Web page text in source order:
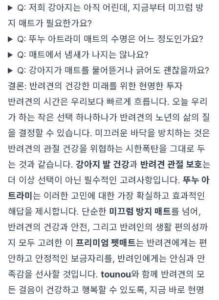
Q: 저희 강아지는 아직 어린데, 지금부터 미끄럼 방
지 매트가 필요한가요?
Q: 뚜누 아트라미 매트의 수명은 어느 정도인가요?
Q: 매트에서 냄새가 나지는 않나요?
Q: 강아지가 매트를 물어뜯거나 긁어도 괜찮을까요?
결론: 반려견의 건강한 미래를 위한 현명한 투자
반려견의 시간은 우리보다 빠르게 흐릅니다. 오늘 우리
가 하는 작은 선택 하나하나가 반려견의 노년의 삶의 질
을 결정할 수 있습니다. 미끄러운 바닥을 방치하는 것은
반려견의 관절 건강을 위협하는 시한폭탄을 그대로 두
는 것과 같습니다. 강아지 발 건강과 반려견 관절 보호는
더 이상 선택이 아닌 필수적인 고려사항입니다. 뚜누 아
트라미 는 이러한 고민에 대한 가장 확실하고 효과적인
해답을 제시합니다. 단순한 미끄럼 방지 매트를 넘어,
반려견의 건강과 안전, 그리고 반려인의 생활 편의성까
지 모두 고려한 이 프리미엄 펫매트는 반려견에게는 편
안하고 안정적인 보금자리를, 반려인에게는 안심과 만
족감을 선사할 것입니다. tounou와 함께 반려견의 모
든 걸음이 건강하고 행복할 수 있도록, 지금 바로 현명